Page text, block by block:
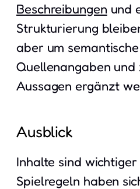
Beschreibungen und
Strukturierung
aber um
Quellenangaben
Aussagen ergänzt
Ausblick
Inhalte sind
Spielregeln haben